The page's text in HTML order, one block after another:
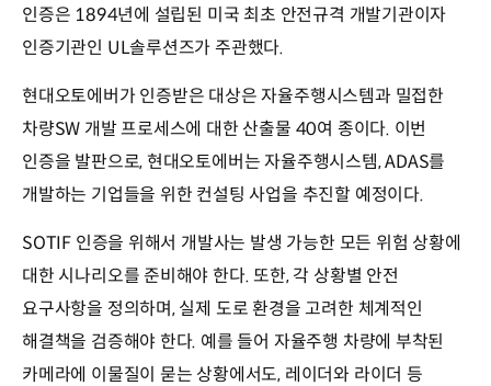
인증은 1894년에 설립된 미국 최초 안전규격 개발기관이자
인증기관인 UL솔루션즈가 주관했다.
현대오토에버가 인증받은 대상은 자율주행시스템과 밀접한
차량SW 개발 프로세스에 대한 산출물 40여 종이다. 이번
인증을 발판으로, 현대오토에버는 자율주행시스템, ADAS를
개발하는 기업들을 위한 컨설팅 사업을 추진할 예정이다.
SOTIF 인증을 위해서 개발사는 발생 가능한 모든 위험 상황에
대한 시나리오를 준비해야 한다. 또한, 각 상황별 안전
요구사항을 정의하며, 실제 도로 환경을 고려한 체계적인
해결책을 검증해야 한다. 예를 들어 자율주행 차량에 부착된
카메라에 이물질이 묻는 상황에서도, 레이더와 라이더 등